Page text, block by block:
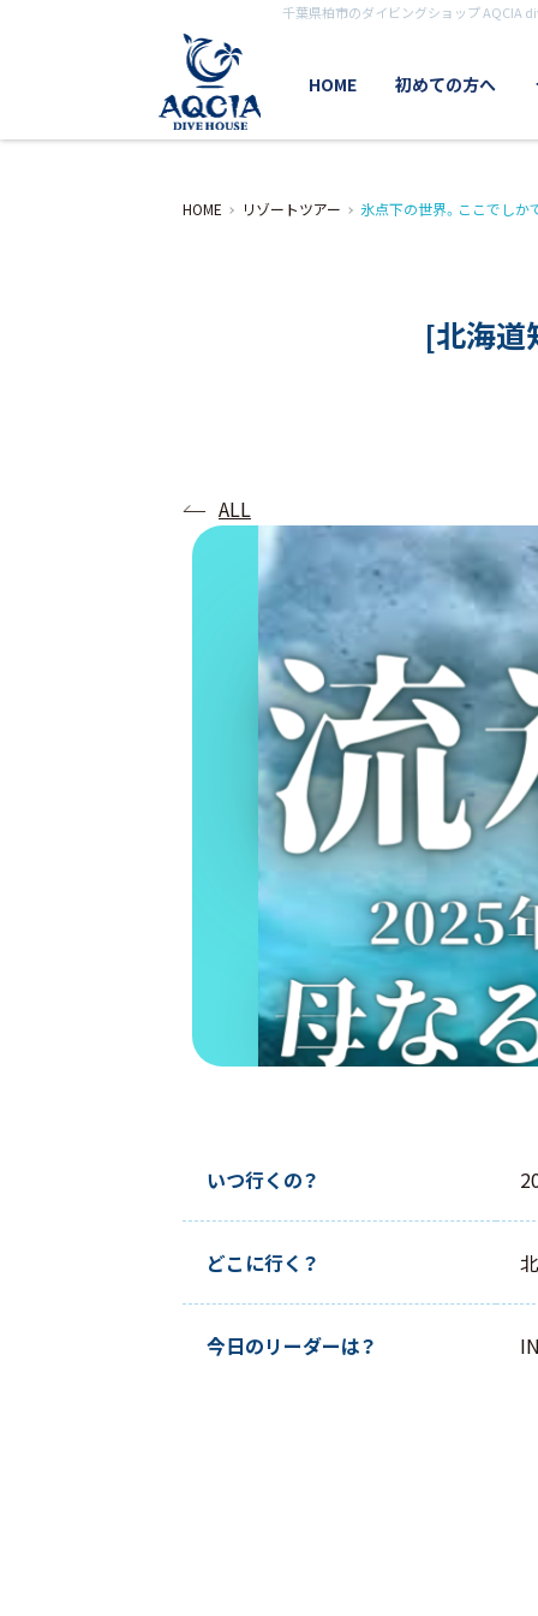
千葉県柏市のダイビングショップ AQCIA
HOME 初めての方へ
HOME リゾートツアー 氷点下の世界。ここでしか
[北海道
ALL
いつ行くの？
どこに行く？
今日のリーダーは？